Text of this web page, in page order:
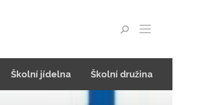
Školní jídelna Školní družina